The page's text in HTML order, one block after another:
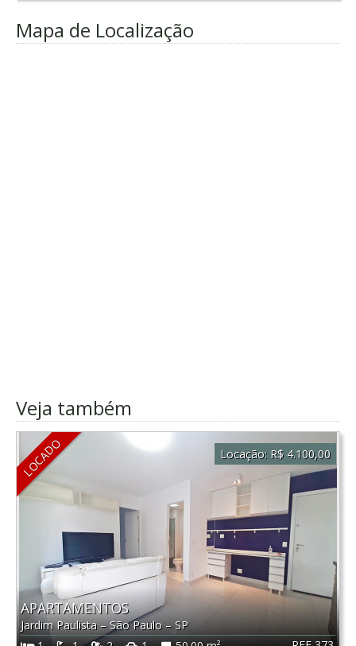
Mapa de Localização
Veja também
LOCADO
APARTAMENTOS
Jardim Paulista–São Paulo–SP
Locação: R$ 4.100,00